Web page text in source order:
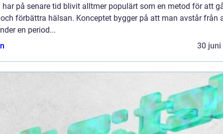
på senare tid blivit alltmer populärt som en metod för att
förbättra hälsan. Konceptet bygger på att man avstår från
en period...
30 juni